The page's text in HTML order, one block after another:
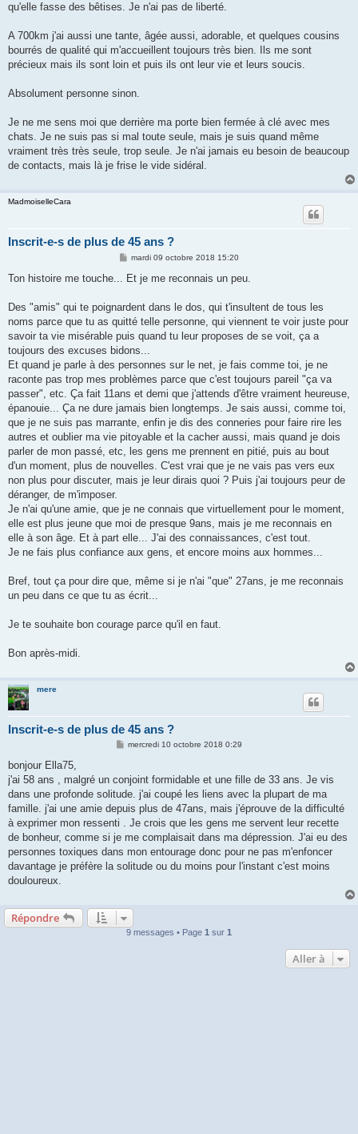
qu'elle fasse des bêtises. Je n'ai pas de liberté.
A 700km j'ai aussi une tante, âgée aussi, adorable, et quelques cousins
bourrés de qualité qui m'accueillent toujours très bien. Ils me sont
précieux mais ils sont loin et puis ils ont leur vie et leurs soucis.
Absolument personne sinon.
Je ne me sens moi que derrière ma porte bien fermée à clé avec mes
chats. Je ne suis pas si mal toute seule, mais je suis quand même
vraiment très très seule, trop seule. Je n'ai jamais eu besoin de beaucoup
de contacts, mais là je frise le vide sidéral.
MadmoiselleCara
Inscrit-e-s de plus de 45 ans ?
M
s
g
mardi 09 octobre 2018 15:20
Ton histoire me touche... Et je me reconnais un peu.
Des "amis" qui te poignardent dans le dos, qui t'insultent de tous les
noms parce que tu as quitté telle personne, qui viennent te voir juste pour
savoir ta vie misérable puis quand tu leur proposes de se voit, ça a
toujours des excuses bidons...
Et quand je parle à des personnes sur le net, je fais comme toi, je ne
raconte pas trop mes problèmes parce que c'est toujours pareil "ça va
passer", etc. Ça fait 11ans et demi que j'attends d'être vraiment heureuse,
épanouie... Ça ne dure jamais bien longtemps. Je sais aussi, comme toi,
que je ne suis pas marrante, enfin je dis des conneries pour faire rire les
autres et oublier ma vie pitoyable et la cacher aussi, mais quand je dois
parler de mon passé, etc, les gens me prennent en pitié, puis au bout
d'un moment, plus de nouvelles. C'est vrai que je ne vais pas vers eux
non plus pour discuter, mais je leur dirais quoi ? Puis j'ai toujours peur de
déranger, de m'imposer.
Je n'ai qu'une amie, que je ne connais que virtuellement pour le moment,
elle est plus jeune que moi de presque 9ans, mais je me reconnais en
elle à son âge. Et à part elle... J'ai des connaissances, c'est tout.
Je ne fais plus confiance aux gens, et encore moins aux hommes...
Bref, tout ça pour dire que, même si je n'ai "que" 27ans, je me reconnais
un peu dans ce que tu as écrit...
Je te souhaite bon courage parce qu'il en faut.
Bon après-midi.
mere
Inscrit-e-s de plus de 45 ans ?
M
a
g
mercredi 10 octobre 2018 0:29
bonjour Ella75,
j'ai 58 ans , malgré un conjoint formidable et une fille de 33 ans. Je vis
dans une profonde solitude. j'ai coupé les liens avec la plupart de ma
famille. j'ai une amie depuis plus de 47ans, mais j'éprouve de la difficulté
à exprimer mon ressenti . Je crois que les gens me servent leur recette
de bonheur, comme si je me complaisait dans ma dépression. J'ai eu des
personnes toxiques dans mon entourage donc pour ne pas m'enfoncer
davantage je préfère la solitude ou du moins pour l'instant c'est moins
douloureux.
Répondre
9 messages • Page 1 sur 1
Aller à